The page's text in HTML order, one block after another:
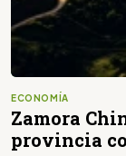
ECONOMÍA
Zamora
provincia